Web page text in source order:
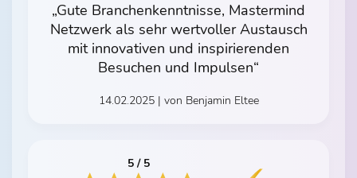
„Gute Branchenkenntnisse, Mastermind
Netzwerk als sehr wertvoller Austausch
mit innovativen und inspirierenden
Besuchen und Impulsen“
14.02.2025 | von Benjamin Eltee
5 / 5